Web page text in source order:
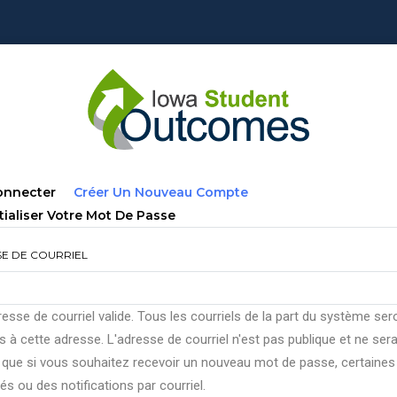
Créer Un Nouveau Compte
Votre Mot De Passe
DE COURRIEL
de courriel valide. Tous les courriels de la part du système
à cette adresse. L'adresse de courriel n'est pas publique et ne sera
si vous souhaitez recevoir un nouveau mot de passe, certaines
ou des notifications par courriel.